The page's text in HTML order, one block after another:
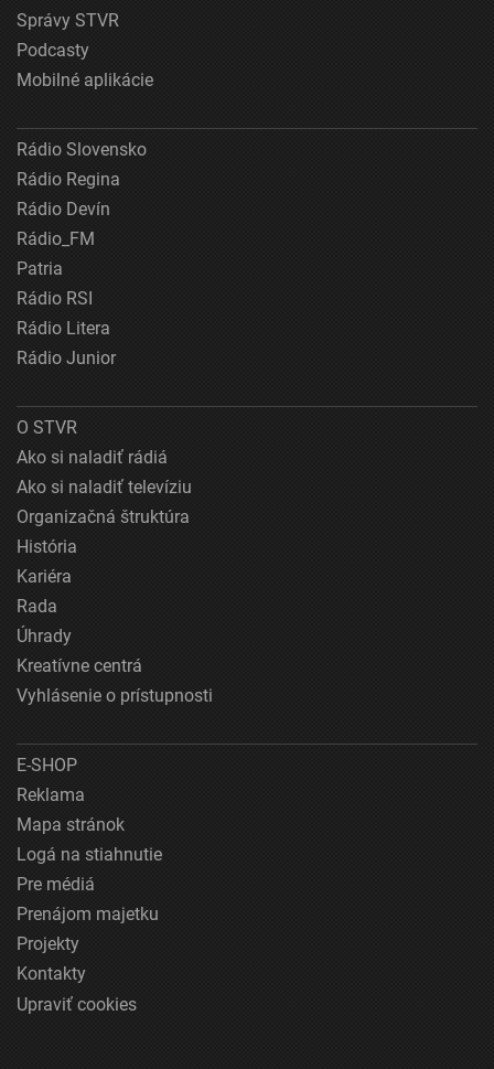
Správy STVR
Podcasty
Mobilné aplikácie
Rádio Slovensko
Rádio Regina
Rádio Devín
Rádio_FM
Patria
Rádio RSI
Rádio Litera
Rádio Junior
O STVR
Ako si naladiť rádiá
Ako si naladiť televíziu
Organizačná štruktúra
História
Kariéra
Rada
Úhrady
Kreatívne centrá
Vyhlásenie o prístupnosti
E-SHOP
Reklama
Mapa stránok
Logá na stiahnutie
Pre médiá
Prenájom majetku
Projekty
Kontakty
Upraviť cookies